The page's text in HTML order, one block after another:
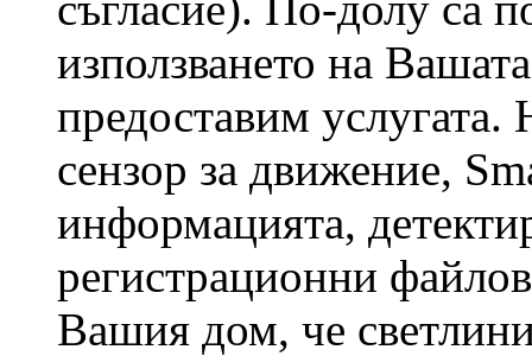
използването на
предоставим услугата.
сензор за движение,
информацията,
регистрационни
Вашия дом, че